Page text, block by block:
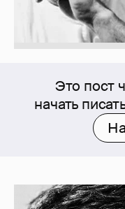
Это пост
начать